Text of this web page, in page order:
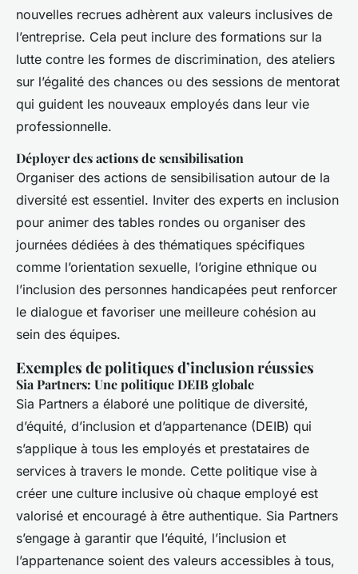
nouvelles recrues adhèrent aux valeurs inclusives de
l’entreprise. Cela peut inclure des formations sur la
lutte contre les formes de discrimination, des ateliers
sur l’égalité des chances ou des sessions de mentorat
qui guident les nouveaux employés dans leur vie
professionnelle.
Déployer des actions de sensibilisation
Organiser des actions de sensibilisation autour de la
diversité est essentiel. Inviter des experts en inclusion
pour animer des tables rondes ou organiser des
journées dédiées à des thématiques spécifiques
comme l’orientation sexuelle, l’origine ethnique ou
l’inclusion des personnes handicapées peut renforcer
le dialogue et favoriser une meilleure cohésion au
sein des équipes.
Exemples de politiques d’inclusion réussies
Sia Partners: Une politique DEIB globale
Sia Partners a élaboré une politique de diversité,
d’équité, d’inclusion et d’appartenance (DEIB) qui
s’applique à tous les employés et prestataires de
services à travers le monde. Cette politique vise à
créer une culture inclusive où chaque employé est
valorisé et encouragé à être authentique. Sia Partners
s’engage à garantir que l’équité, l’inclusion et
l’appartenance soient des valeurs accessibles à tous,